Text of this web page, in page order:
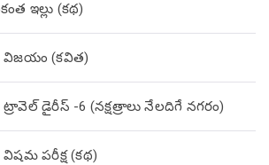
ఇల్లు (కథ)
విజయం (కవిత)
ట్రావెల్ డైరీస్ -6 (నక్షత్రాలు నేలదిగే నగరం)
విషమ పరీక్ష (క‌థ‌)